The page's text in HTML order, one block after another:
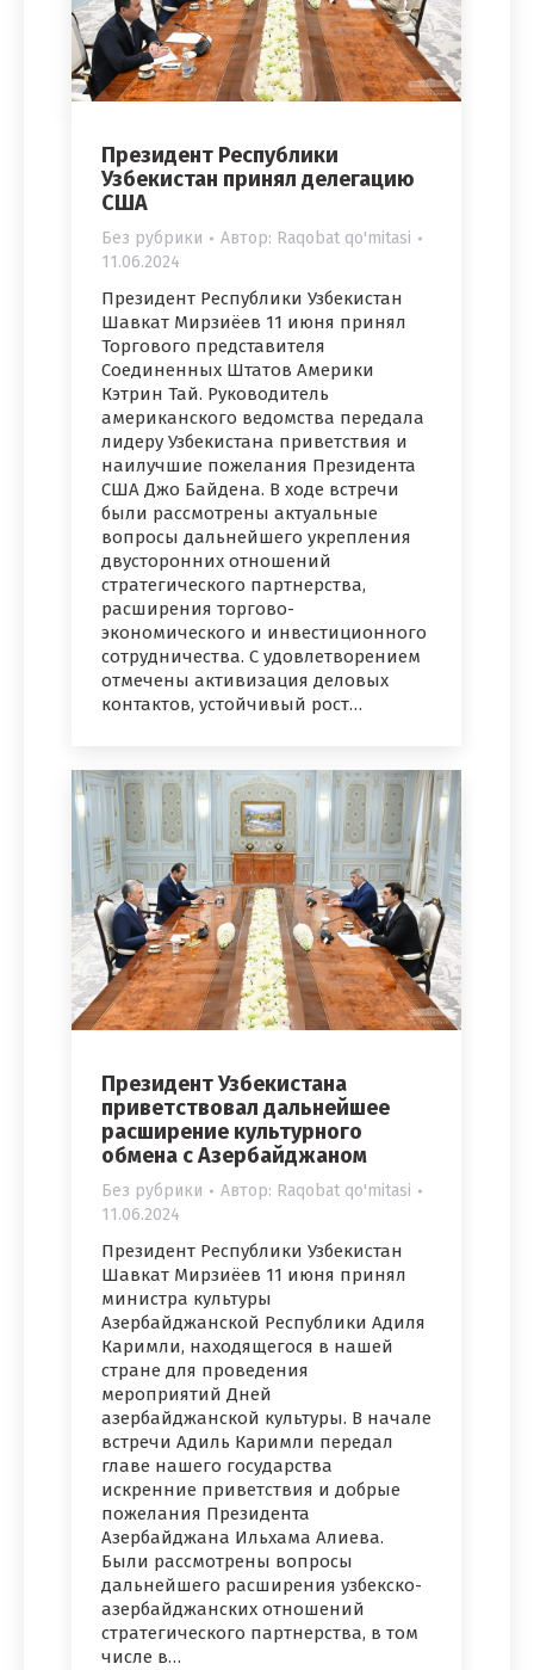
Президент Республики
Узбекистан принял делегацию
США
Без рубрики Автор: Raqobat qo'mitasi
11.06.2024
Президент Республики Узбекистан
Шавкат Мирзиёев 11 июня принял
Торгового представителя
Соединенных Штатов Америки
Кэтрин Тай. Руководитель
американского ведомства передала
лидеру Узбекистана приветствия и
наилучшие пожелания Президента
США Джо Байдена. В ходе встречи
были рассмотрены актуальные
вопросы дальнейшего укрепления
двусторонних отношений
стратегического партнерства,
расширения торгово-
экономического и инвестиционного
сотрудничества. С удовлетворением
отмечены активизация деловых
контактов, устойчивый рост…
Президент Узбекистана
приветствовал дальнейшее
расширение культурного
обмена с Азербайджаном
Без рубрики Автор: Raqobat qo'mitasi
11.06.2024
Президент Республики Узбекистан
Шавкат Мирзиёев 11 июня принял
министра культуры
Азербайджанской Республики Адиля
Каримли, находящегося в нашей
стране для проведения
мероприятий Дней
азербайджанской культуры. В начале
встречи Адиль Каримли передал
главе нашего государства
искренние приветствия и добрые
пожелания Президента
Азербайджана Ильхама Алиева.
Были рассмотрены вопросы
дальнейшего расширения узбекско-
азербайджанских отношений
стратегического партнерства, в том
числе в…